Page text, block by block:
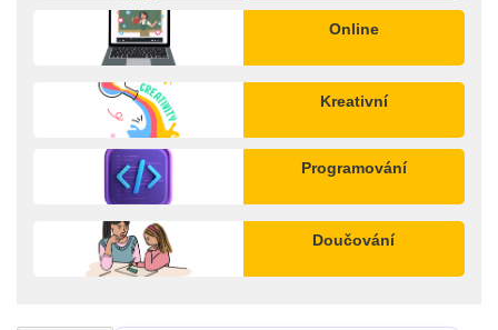
Online
Kreativní
Programování
Doučování